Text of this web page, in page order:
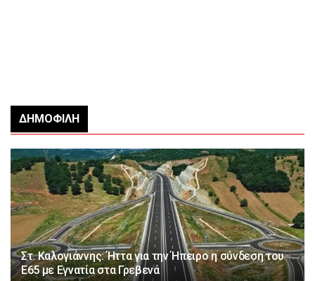
ΔΗΜΟΦΙΛΉ
Στ. Καλογιάννης: Ήττα για την Ήπειρο η σύνδεση του
Ε65 με Εγνατία στα Γρεβενά